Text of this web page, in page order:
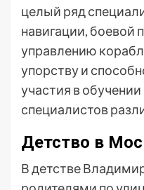
целый ряд
навигации, боевой
управлению
упорству и
участия в
специалистов
Детство в
В детстве